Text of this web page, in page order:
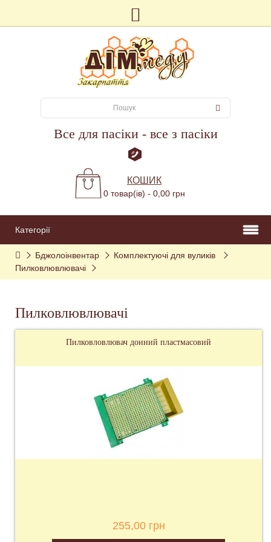
Все для пасіки - все з пасіки
КОШИК
0 товар(ів) - 0,00 грн
Категорії
Бджолоінвентар
Комплектуючі для вуликів
Пилковлювлювачі
Пилковлювлювачі
Пилковловлювач донний пластмасовий
255,00 грн